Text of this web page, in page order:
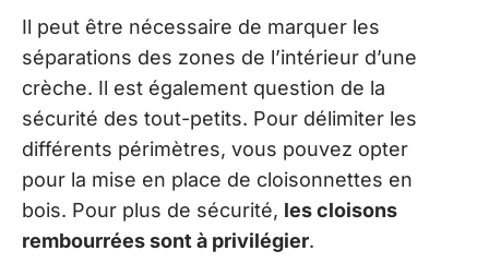
Il peut être nécessaire de marquer les
séparations des zones de l’intérieur d’une
crèche. Il est également question de la
sécurité des tout-petits. Pour délimiter les
différents périmètres, vous pouvez opter
pour la mise en place de cloisonnettes en
bois. Pour plus de sécurité, les cloisons
rembourrées sont à privilégier.